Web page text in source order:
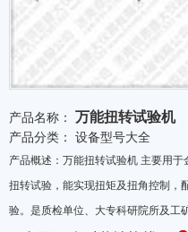
产品名称： 万能扭转试验机
产品分类： 设备型号大全
产品概述：万能扭转试验机 主要用
扭转试验，能实现扭矩及扭角控制，
验。是质检单位、大专科研院所及工